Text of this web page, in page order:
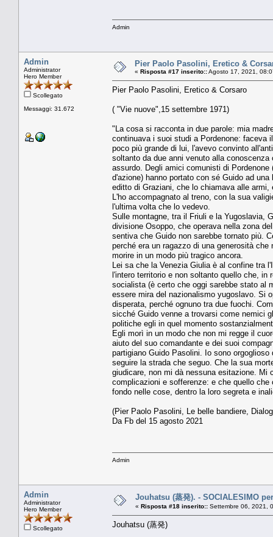
Admin
Admin
Administrator
Hero Member
Scollegato
Messaggi: 31.672
Pier Paolo Pasolini, Eretico &
« Risposta #17 inserito::Agosto 17, 2021,
Pier Paolo Pasolini, Eretico & Corsaro
( "Vie nuove",15 settembre 1971)
"La cosa si racconta in due parole: mia
continuava i suoi studi a Pordenone: faceva
poco più grande di lui, l'avevo convinto
soltanto da due anni venuto alla
assurdo. Degli amici comunisti di
d'azione) hanno portato con sé Guido ad
editto di Graziani, che lo chiamava alle
L'ho accompagnato al treno, con la sua
l'ultima volta che lo vedevo.
Sulle montagne, tra il Friuli e la Yugoslavia,
divisione Osoppo, che operava nella zona
sentiva che Guido non sarebbe tornato più.
perché era un ragazzo di una generosità
morire in un modo più tragico ancora.
Lei sa che la Venezia Giulia è al confine tra
l'intero territorio e non soltanto quello che,
socialista (è certo che oggi sarebbe stato al
essere mira del nazionalismo yugoslavo. Si
disperata, perché ognuno tra due fuochi.
sicché Guido venne a trovarsi come nemici
politiche egli in quel momento
Egli morì in un modo che non mi regge il
aiuto del suo comandante e dei suoi
partigiano Guido Pasolini. Io sono
seguire la strada che seguo. Che la sua
giudicare, non mi dà nessuna esitazione. Mi
complicazioni e sofferenze: e che quello
fondo nelle cose, dentro la loro segreta e
(Pier Paolo Pasolini, Le belle bandiere,
Da Fb del 15 agosto 2021
Admin
Admin
Administrator
Hero Member
Scollegato
Jouhatsu (蒸発). - SOCIALESIMO
« Risposta #18 inserito:: Settembre 06, 2021,
Jouhatsu (蒸発)